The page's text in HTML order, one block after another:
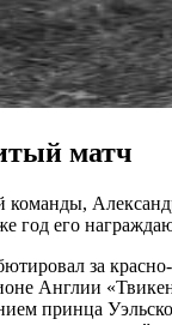
матч
год его
за
Англии
принца